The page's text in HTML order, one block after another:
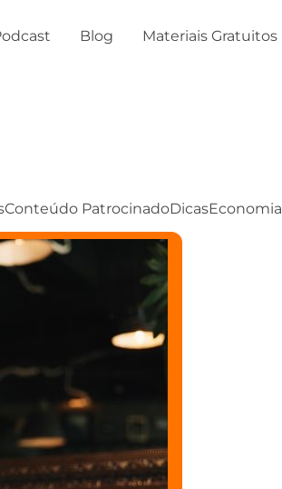
Blog Materiais Gratuitos
Conteúdo PatrocinadoDicasEconomia